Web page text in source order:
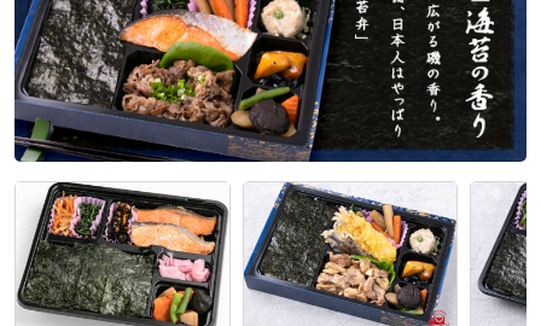
うなぎ屋いしだの口コミをもっと見る